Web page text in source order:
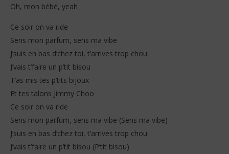
Oh, mon bébé, yeah
Ce soir on va ride
Sens mon parfum, sens ma vibe
J’suis en bas d’chez toi, t’arrives trop chou
J’vais t’faire un p’tit bisou
T’as mis tes p’tits bijoux
Et tes talons Jimmy Choo
Ce soir on va ride
Sens mon parfum, sens ma vibe (Sens ma vibe)
J’suis en bas d’chez toi, t’arrives trop chou
J’vais t’faire un p’tit bisou (P’tit bisou)